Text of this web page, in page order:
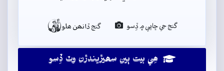
گنج جي ڇاپي ۾ ڏِسو گنج ڏانھن ھلو
ھِي بيت ٻين سھيڙيندڙن وٽ ڏِسو